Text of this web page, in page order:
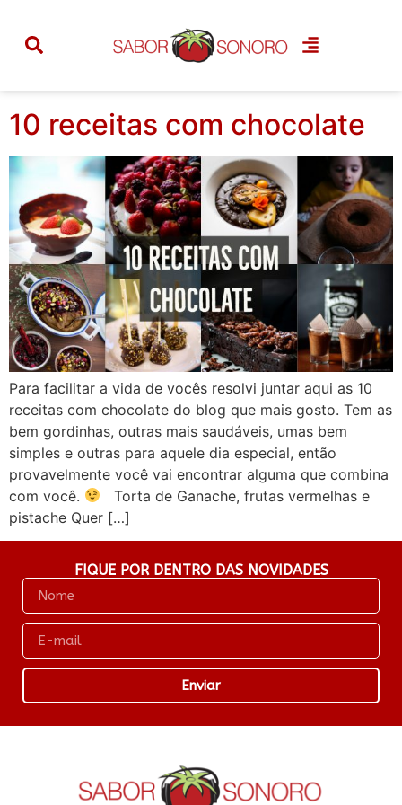
Tag:
receita com
chocolate
10 receitas com chocolate
Para facilitar a vida de vocês resolvi juntar aqui as 10
receitas com chocolate do blog que mais gosto. Tem as
bem gordinhas, outras mais saudáveis, umas bem
simples e outras para aquele dia especial, então
provavelmente você vai encontrar alguma que combina
com você.
Torta de Ganache, frutas vermelhas e
pistache Quer […]
FIQUE POR DENTRO DAS NOVIDADES
Enviar